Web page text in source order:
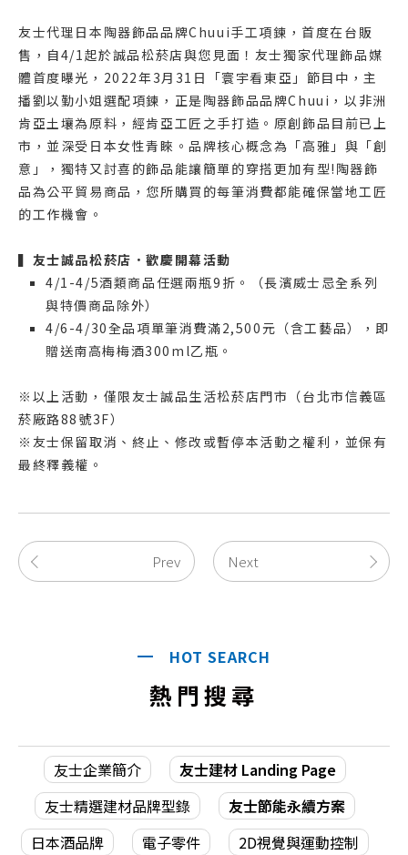
友士代理日本陶器飾品品牌Chuui手工項鍊，首度在台販
售，自4/1起於誠品松菸店與您見面！友士獨家代理飾品媒
體首度曝光，2022年3月31日「寰宇看東亞」節目中，主
播劉以勤小姐選配項鍊，正是陶器飾品品牌Chuui，以非洲
肯亞土壤為原料，經肯亞工匠之手打造。原創飾品目前已上
市，並深受日本女性青睞。品牌核心概念為「高雅」與「創
意」，獨特又討喜的飾品能讓簡單的穿搭更加有型!陶器飾
品為公平貿易商品，您所購買的每筆消費都能確保當地工匠
的工作機會。
▍友士誠品松菸店．歡慶開幕活動
4/1-4/5酒類商品任選兩瓶9折。（長濱威士忌全系列
與特價商品除外）
4/6-4/30全品項單筆消費滿2,500元（含工藝品），即
贈送南高梅梅酒300ml乙瓶。
※以上活動，僅限友士誠品生活松菸店門市（台北市信義區
菸廠路88號3F）
※友士保留取消、終止、修改或暫停本活動之權利，並保有
最終釋義權。
Prev Next
HOT SEARCH
熱門搜尋
友士企業簡介
友士建材 Landing Page
友士精選建材品牌型錄
友士節能永續方案
日本酒品牌
電子零件
2D視覺與運動控制